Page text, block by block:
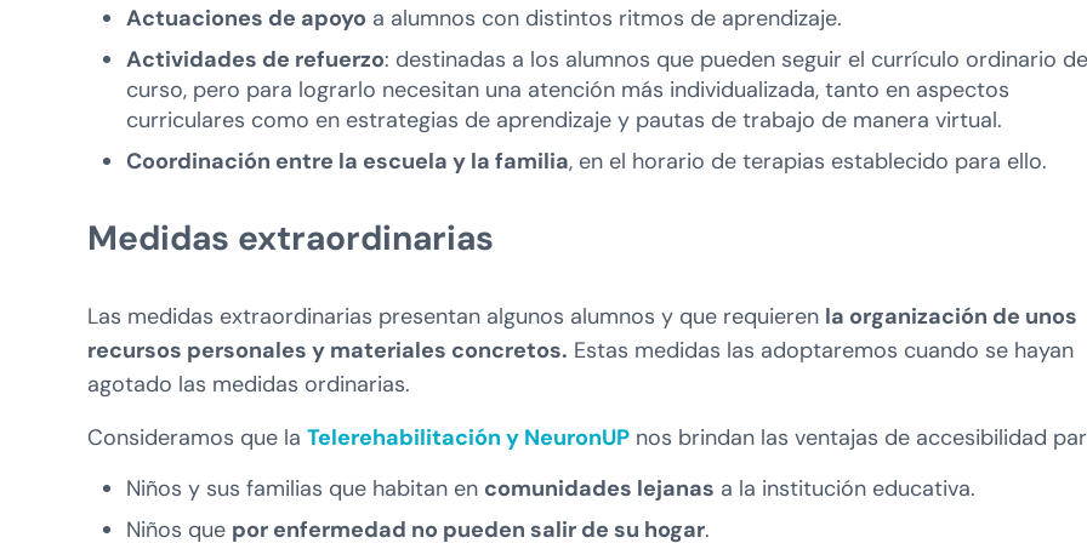
Actuaciones de apoyo a alumnos con distintos ritmos de aprendizaje.
Actividades de refuerzo: destinadas a los alumnos que pueden seguir el currículo ordinario
curso, pero para lograrlo necesitan una atención más individualizada, tanto en aspectos
curriculares como en estrategias de aprendizaje y pautas de trabajo de manera virtual.
Coordinación entre la escuela y la familia, en el horario de terapias establecido para ello.
Medidas extraordinarias
Las medidas extraordinarias presentan algunos alumnos y que requieren la organización de unos
recursos personales y materiales concretos. Estas medidas las adoptaremos cuando se hayan
agotado las medidas ordinarias.
Consideramos que la Telerehabilitación y NeuronUP nos brindan las ventajas de accesibilidad
Niños y sus familias que habitan en comunidades lejanas a la institución educativa.
Niños que por enfermedad no pueden salir de su hogar.